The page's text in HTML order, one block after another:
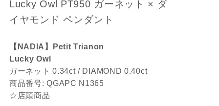
Lucky Owl PT950 ガーネット × ダ
イヤモンド ペンダント
【NADIA】Petit Trianon
Lucky Owl
ガーネット 0.34ct / DIAMOND 0.40ct
商品番号: QGAPC N1365
☆店頭商品